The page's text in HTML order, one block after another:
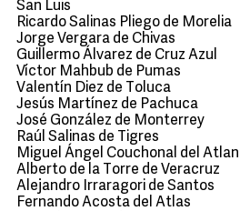
San Luis
Ricardo Salinas Pliego de Morelia
Jorge Vergara de Chivas
Guillermo Álvarez de Cruz Azul
Víctor Mahbub de Pumas
Valentín Diez de Toluca
Jesús Martínez de Pachuca
José González de Monterrey
Raúl Salinas de Tigres
Miguel Ángel Couchonal del
Alberto de la Torre de Veracruz
Alejandro Irraragori de Santos
Fernando Acosta del Atlas